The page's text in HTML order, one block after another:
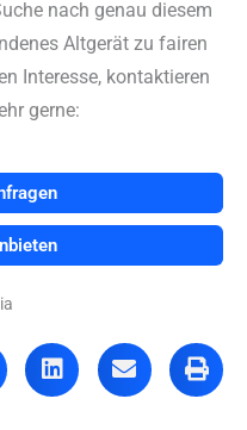
nach genau diesem
Altgerät zu fairen
Interesse, kontaktieren
gerne: